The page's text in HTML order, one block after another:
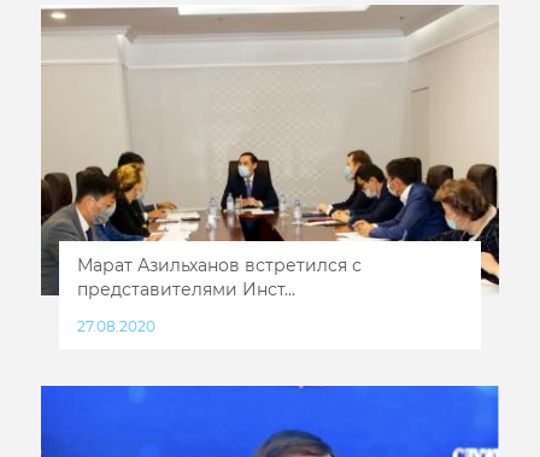
Марат Азильханов встретился с
представителями Инст...
27.08.2020